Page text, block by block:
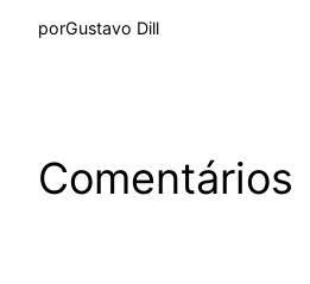
porGustavo Dill
Comentários